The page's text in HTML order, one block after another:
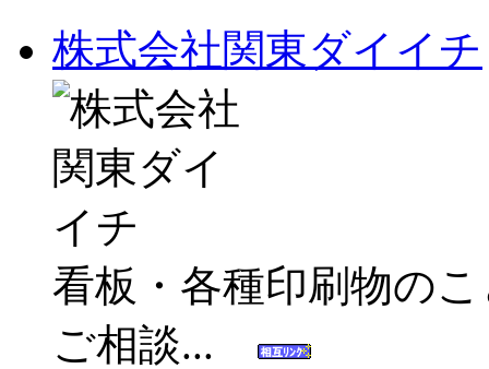
株式会社関東ダイイチ
看板・各種印刷物の
ご相談...